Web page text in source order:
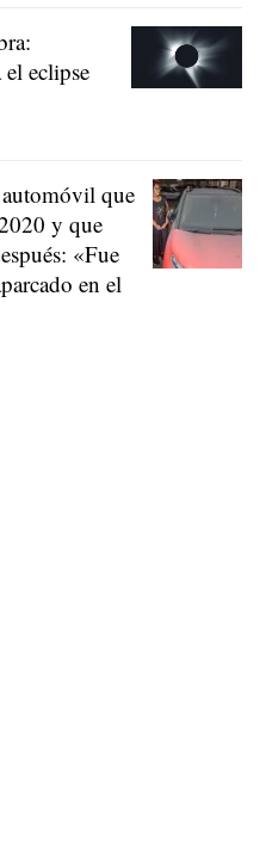
eclipse
que
y que
«Fue
en el